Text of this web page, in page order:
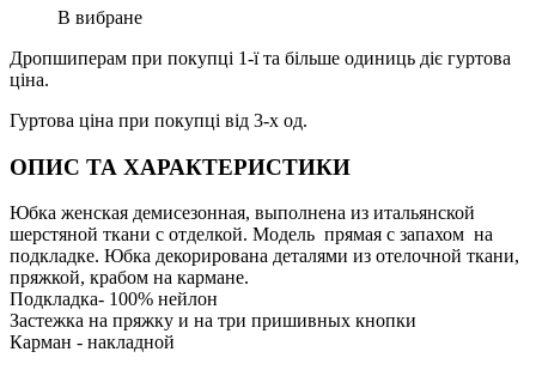
В вибране
Дропшиперам при покупці 1-ї та більше одиниць діє гуртова
ціна.
Гуртова ціна при покупці від 3-х од.
ОПИС ТА ХАРАКТЕРИСТИКИ
Юбка женская демисезонная, выполнена из итальянской
шерстяной ткани с отделкой. Модель прямая с запахом на
подкладке. Юбка декорирована деталями из отелочной ткани,
пряжкой, крабом на кармане.
Подкладка- 100% нейлон
Застежка на пряжку и на три пришивных кнопки
Карман - накладной